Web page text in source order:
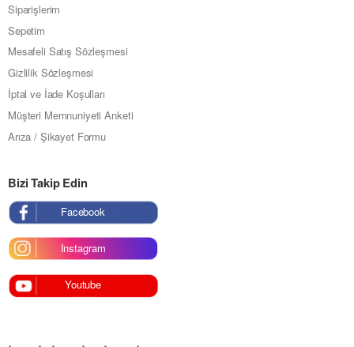
Siparişlerim
Sepetim
Mesafeli Satış Sözleşmesi
Gizlilik Sözleşmesi
İptal ve İade Koşulları
Müşteri Memnuniyeti Anketi
Arıza / Şikayet Formu
Bizi Takip Edin
Facebook
Instagram
Youtube